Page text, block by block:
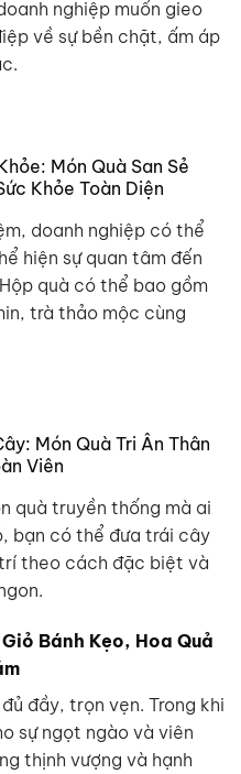
nghiệp muốn gieo
về sự bền chặt, ấm áp
Món Quà San Sẻ
Khỏe Toàn Diện
doanh nghiệp có thể
hiện sự quan tâm đến
quà có thể bao gồm
trà thảo mộc cùng
Món Quà Tri Ân Thân
Viên
quà truyền thống mà ai
bạn có thể đưa trái cây
theo cách đặc biệt và
Bánh Kẹo, Hoa Quả
đầy, trọn vẹn. Trong khi
sự ngọt ngào và viên
thịnh vượng và hạnh